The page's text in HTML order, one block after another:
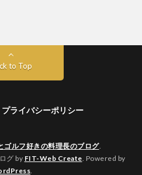
to Top
プライバシーポリシー
ゴルフ好きの料理長のブログ.
グ by FIT-Web Create. Powered by
.